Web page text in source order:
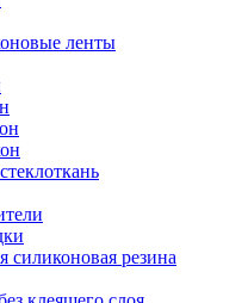
ленты
силиконовая резина